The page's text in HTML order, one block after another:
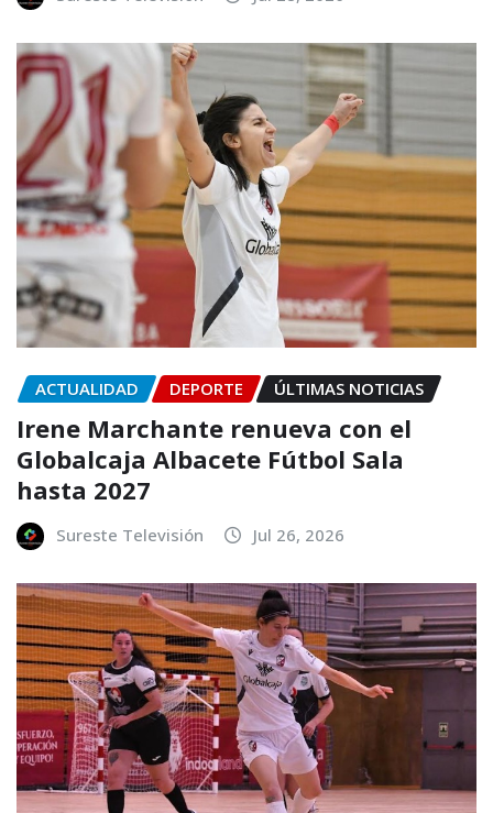
ACTUALIDAD DEPORTE ÚLTIMAS NOTICIAS
Irene Marchante renueva con el
Globalcaja Albacete Fútbol Sala
hasta 2027
Sureste Televisión Jul 26, 2026